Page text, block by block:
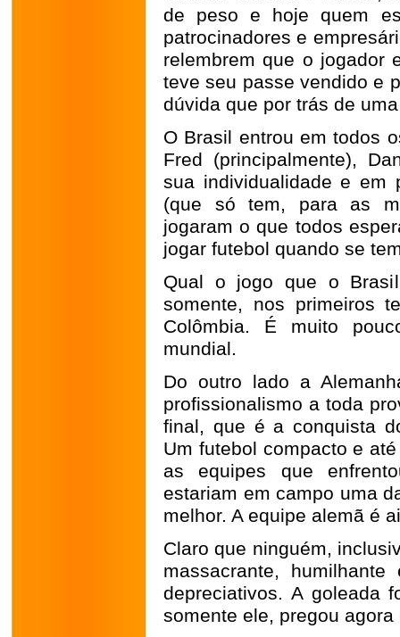
de peso e hoje quem
patrocinadores e
relembrem que o jogador
teve seu passe vendido e
dúvida que por trás de
O Brasil entrou em todos
Fred (principalmente),
sua individualidade e em
(que só tem, para as
jogaram o que todos
jogar futebol quando se
Qual o jogo que o
somente, nos primeiros
Colômbia. É muito
mundial.
Do outro lado a
profissionalismo a toda
final, que é a conquista
Um futebol compacto e
as equipes que
estariam em campo uma
melhor. A equipe alemã é
Claro que ninguém,
massacrante,
depreciativos. A goleada
somente ele, pregou